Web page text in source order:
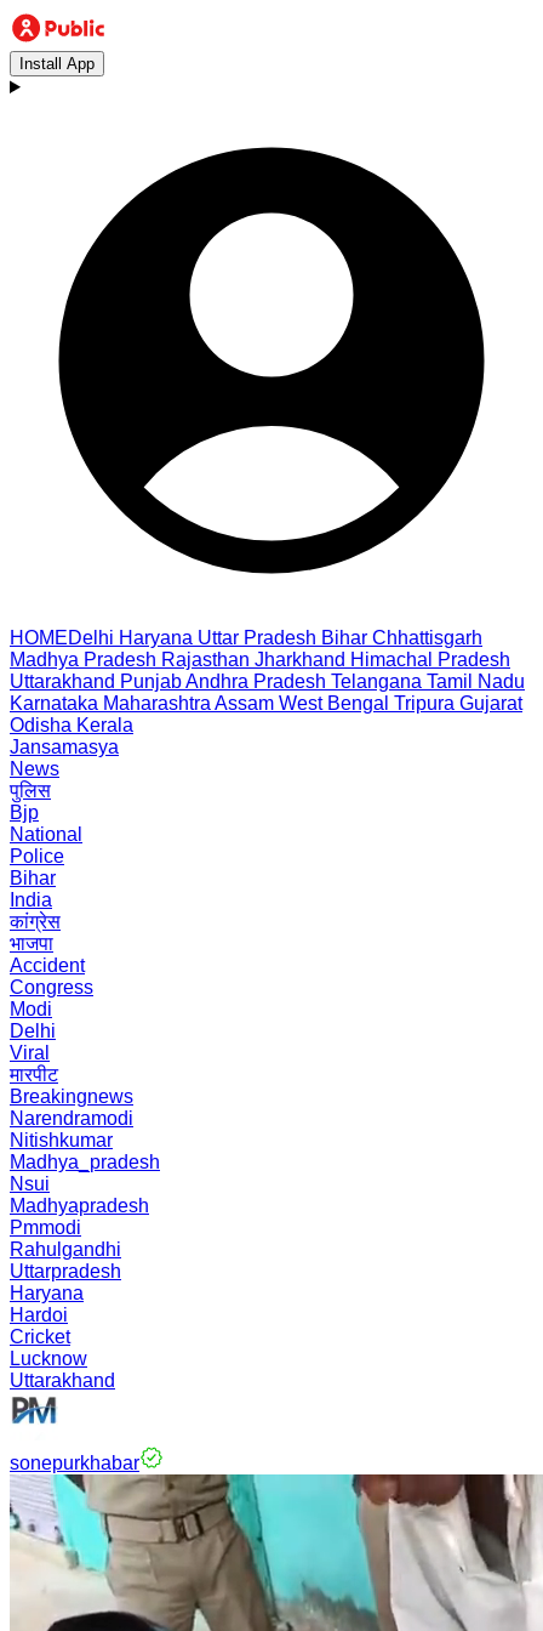
Install App
HOMEDelhi Haryana Uttar Pradesh Bihar Chhattisgarh
Madhya Pradesh Rajasthan Jharkhand Himachal Pradesh
Uttarakhand PunjabAndhra Pradesh Telangana Tamil Nadu
Karnataka Maharashtra Assam West Bengal Tripura Gujarat
Odisha Kerala
Jansamasya
News
पुलिस
Bjp
National
Police
Bihar
India
कांग्रेस
भाजपा
Accident
Congress
Modi
Delhi
Viral
मारपीट
Breakingnews
Narendramodi
Nitishkumar
Madhya_pradesh
Nsui
Madhyapradesh
Pmmodi
Rahulgandhi
Uttarpradesh
Haryana
Hardoi
Cricket
Lucknow
Uttarakhand
sonepurkhabar